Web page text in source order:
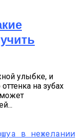
улыбке, и
на зубах